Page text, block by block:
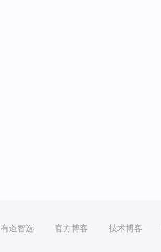
有道智选 官方博客 技术博客